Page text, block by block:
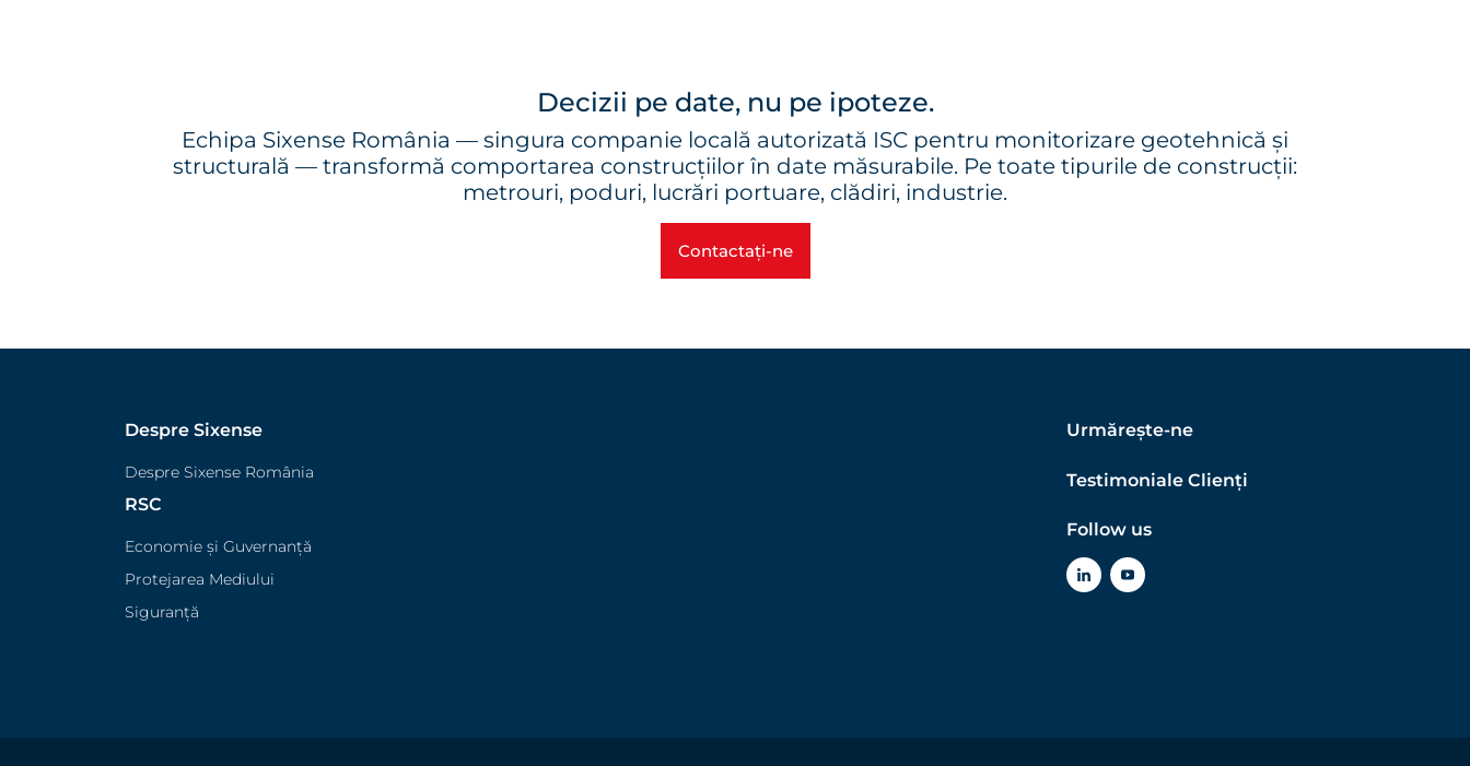
Decizii pe date, nu pe ipoteze.
Echipa Sixense România — singura companie locală autorizată ISC pentru monitorizare geotehnică și
structurală — transformă comportarea construcțiilor în date măsurabile. Pe toate tipurile de construcții:
metrouri, poduri, lucrări portuare, clădiri, industrie.
Contactați-ne
Despre Sixense
Despre Sixense România
RSC
Economie și Guvernanță
Protejarea Mediului
Siguranță
Urmărește-ne
Testimoniale Clienți
Follow us